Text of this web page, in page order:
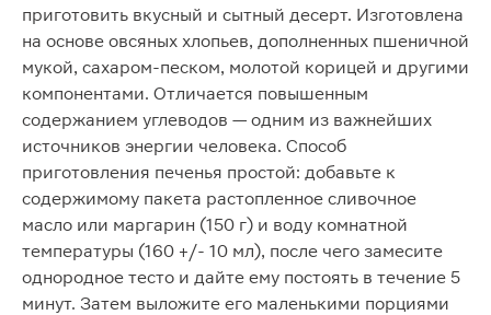
приготовить вкусный и сытный десерт. Изготовлена
на основе овсяных хлопьев, дополненных пшеничной
мукой, сахаром-песком, молотой корицей и другими
компонентами. Отличается повышенным
содержанием углеводов — одним из важнейших
источников энергии человека. Способ
приготовления печенья простой: добавьте к
содержимому пакета растопленное сливочное
масло или маргарин (150 г) и воду комнатной
температуры (160 +/- 10 мл), после чего замесите
однородное тесто и дайте ему постоять в течение 5
минут. Затем выложите его маленькими порциями